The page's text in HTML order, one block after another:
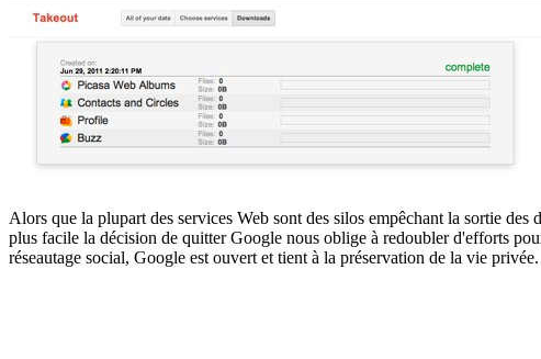
Alors que la plupart des services Web sont des silos empêchant la sortie
plus facile la décision de quitter Google nous oblige à redoubler d'efforts
réseautage social, Google est ouvert et tient à la préservation de la vie privée.